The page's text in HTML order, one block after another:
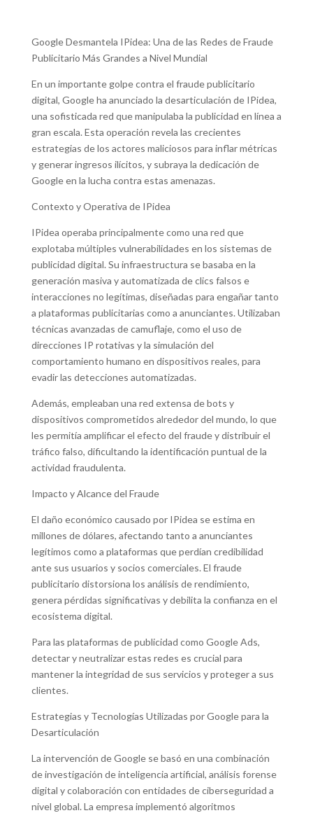
Google Desmantela IPidea: Una de las Redes de Fraude
Publicitario Más Grandes a Nivel Mundial
En un importante golpe contra el fraude publicitario
digital, Google ha anunciado la desarticulación de IPidea,
una sofisticada red que manipulaba la publicidad en línea a
gran escala. Esta operación revela las crecientes
estrategias de los actores maliciosos para inflar métricas
y generar ingresos ilícitos, y subraya la dedicación de
Google en la lucha contra estas amenazas.
Contexto y Operativa de IPidea
IPidea operaba principalmente como una red que
explotaba múltiples vulnerabilidades en los sistemas de
publicidad digital. Su infraestructura se basaba en la
generación masiva y automatizada de clics falsos e
interacciones no legítimas, diseñadas para engañar tanto
a plataformas publicitarias como a anunciantes. Utilizaban
técnicas avanzadas de camuflaje, como el uso de
direcciones IP rotativas y la simulación del
comportamiento humano en dispositivos reales, para
evadir las detecciones automatizadas.
Además, empleaban una red extensa de bots y
dispositivos comprometidos alrededor del mundo, lo que
les permitía amplificar el efecto del fraude y distribuir el
tráfico falso, dificultando la identificación puntual de la
actividad fraudulenta.
Impacto y Alcance del Fraude
El daño económico causado por IPidea se estima en
millones de dólares, afectando tanto a anunciantes
legítimos como a plataformas que perdían credibilidad
ante sus usuarios y socios comerciales. El fraude
publicitario distorsiona los análisis de rendimiento,
genera pérdidas significativas y debilita la confianza en el
ecosistema digital.
Para las plataformas de publicidad como Google Ads,
detectar y neutralizar estas redes es crucial para
mantener la integridad de sus servicios y proteger a sus
clientes.
Estrategias y Tecnologías Utilizadas por Google para la
Desarticulación
La intervención de Google se basó en una combinación
de investigación de inteligencia artificial, análisis forense
digital y colaboración con entidades de ciberseguridad a
nivel global. La empresa implementó algoritmos